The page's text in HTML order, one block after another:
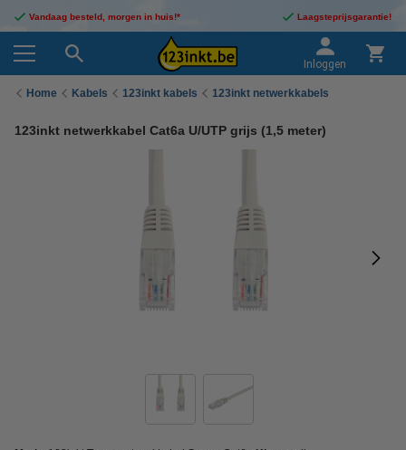
Vandaag besteld, morgen in huis!* Laagsteprijsgarantie!
Inloggen
Home Kabels 123inkt kabels 123inkt netwerkkabels
123inkt netwerkkabel Cat6a U/UTP grijs (1,5 meter)